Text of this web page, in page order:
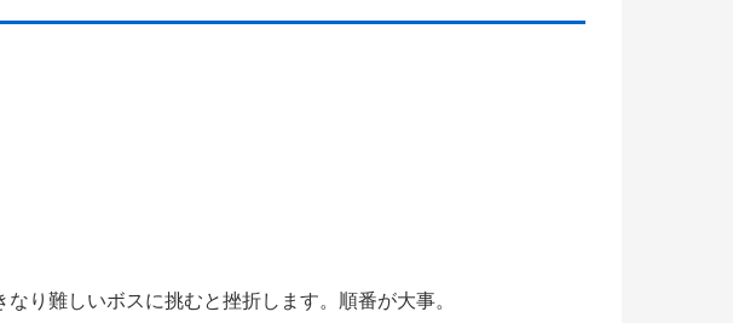
り難しいボスに挑むと挫折します。順番が大事。